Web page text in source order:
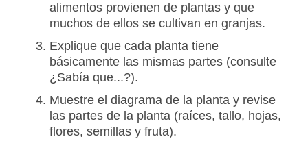
alimentos provienen de plantas y que
muchos de ellos se cultivan en granjas.
Explique que cada planta tiene
básicamente las mismas partes (consulte
¿Sabía que...?).
Muestre el diagrama de la planta y revise
las partes de la planta (raíces, tallo, hojas,
flores, semillas y fruta).